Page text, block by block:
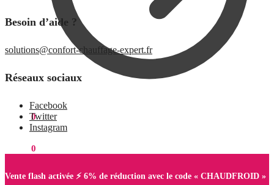
0,00 0
Besoin d’aide ?
solutions@confort-chauffage-expert.fr
Réseaux sociaux
Facebook
Twitter
Instagram
0
Vente flash activée ⚡ 6% de réduction avec le code « CHAUDFROID »